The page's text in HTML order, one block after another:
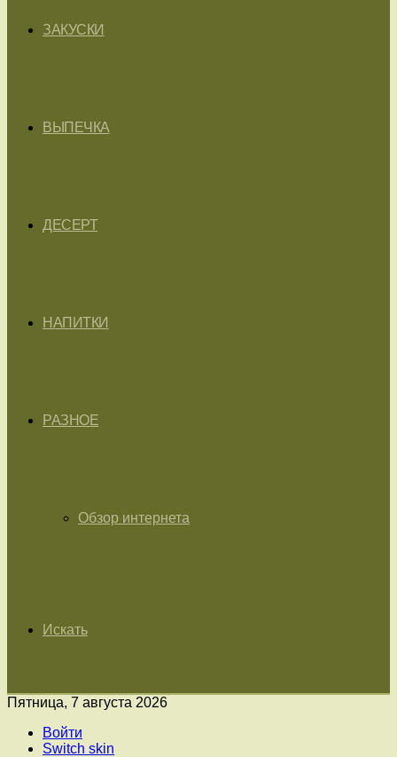
ЗАКУСКИ
ВЫПЕЧКА
ДЕСЕРТ
НАПИТКИ
РАЗНОЕ
Обзор интернета
Искать
Пятница, 7 августа 2026
Войти
Switch skin